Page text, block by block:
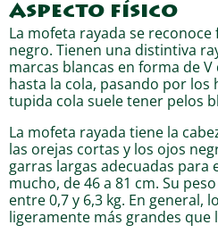
Aspecto físico
La mofeta rayada se
negro. Tienen una distintiva
marcas blancas en forma de
hasta la cola, pasando por los
tupida cola suele tener pelos
La mofeta rayada tiene la
las orejas cortas y los ojos
garras largas adecuadas para
mucho, de 46 a 81 cm. Su
entre 0,7 y 6,3 kg. En general,
ligeramente más grandes que